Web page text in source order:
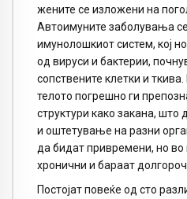
жените се изложени на
Автоимуните заболувања се
имунолошкиот систем, кој
од вируси и бактерии,
сопствените клетки и
телото погрешно ги
структури како закана,
и оштетување на разни
да бидат привремени, но во
хронични и бараат
Постојат повеќе од сто